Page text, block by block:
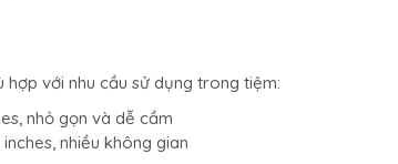
hợp với nhu cầu sử dụng trong tiệm:
nhỏ gọn và dễ cầm
nhiều không gian